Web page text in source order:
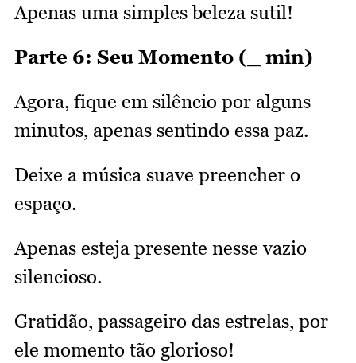
Apenas uma simples beleza sutil!
Parte 6: Seu Momento (_ min)
Agora, fique em silêncio por alguns
minutos, apenas sentindo essa paz.
Deixe a música suave preencher o
espaço.
Apenas esteja presente nesse vazio
silencioso.
Gratidão, passageiro das estrelas, por
ele momento tão glorioso!